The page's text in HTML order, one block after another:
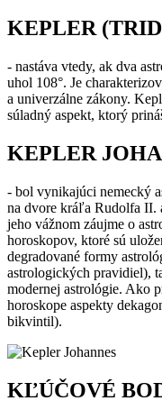
KEPLER
- nastáva vtedy, ak dva
uhol 108°. Je
a univerzálne zákony.
súladný aspekt, ktorý
KEPLER
- bol vynikajúci nemecký
na dvore kráľa Rudolfa II.
jeho vážnom záujme o
horoskopov, ktoré sú
degradované formy
astrologických pravidiel),
modernej astrológie. Ako
horoskope aspekty
bikvintil).
KĽÚČOVÉ